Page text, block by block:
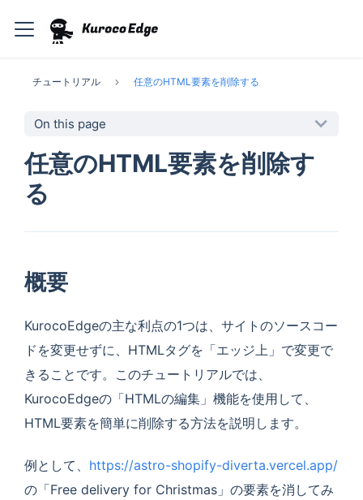
チュートリアル 任意のHTML要素を削除する
On this page
任意のHTML要素を削除す
る
概要
KurocoEdgeの主な利点の1つは、サイトのソースコー
ドを変更せずに、HTMLタグを「エッジ上」で変更で
きることです。このチュートリアルでは、
KurocoEdgeの「HTMLの編集」機能を使用して、
HTML要素を簡単に削除する方法を説明します。
例として、 https://astro-shopify-diverta.vercel.app/
の「Free delivery for Christmas」の要素を消してみ